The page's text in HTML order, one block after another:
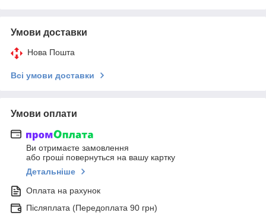
Умови доставки
Нова Пошта
Всі умови доставки
Умови оплати
Ви отримаєте замовлення
або гроші повернуться на вашу картку
Детальніше
Оплата на рахунок
Післяплата (Передоплата 90 грн)